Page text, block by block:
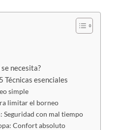
necesita?
Técnicas esenciales
simple
limitar el borneo
Seguridad con mal tiempo
Confort absoluto